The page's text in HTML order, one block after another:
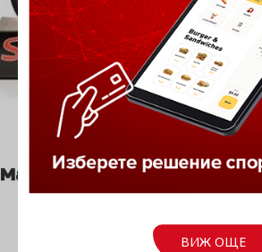
Маркиращи клещи
SMART 8
ВИЖ ОЩЕ